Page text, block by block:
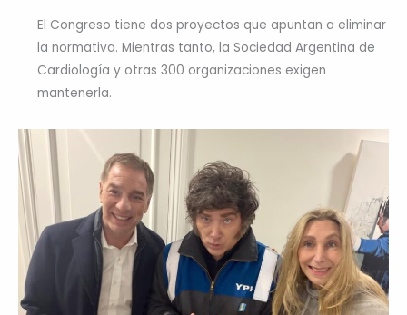
El Congreso tiene dos proyectos que apuntan a eliminar
la normativa. Mientras tanto, la Sociedad Argentina de
Cardiología y otras 300 organizaciones exigen
mantenerla.